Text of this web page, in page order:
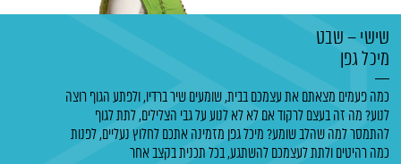
שישי – שבט
מיכל גפן
כמה פעמים מצאתם את עצמכם בבית, שומעים שיר ברדיו, ולפתע הגוף רוצה
לנוע? מה זה בעצם לרקוד אם לא לא לנוע על גבי הצלילים, לתת לגוף
להתמסר למה שהלב שומע? מיכל גפן מזמינה אתכם לחלוץ נעליים, לפנות
כמה רהיטים ולתת לעצמכם להשתגע, בכל תכנית בקצב אחר